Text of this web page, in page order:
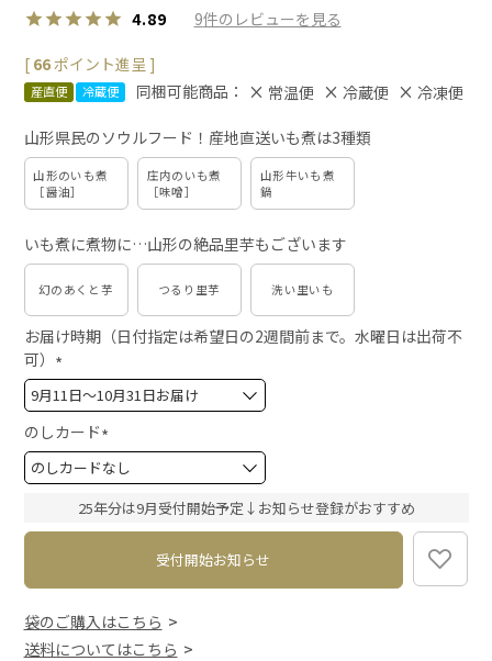
4.89 9
[ 66ポイント進呈 ]
産直便 冷蔵便 同梱可能商品： 常温便 冷蔵便 冷凍便
山形県民のソウルフード！産地直送いも煮は3種類
山形のいも煮
［醤油］
庄内のいも煮
［味噌］
山形牛いも煮
鍋
いも煮に煮物に…山形の絶品里芋もございます
幻のあくと芋 つるり里芋 洗い里いも
お届け時期（日付指定は希望日の2週間前まで。水曜日は出荷不
可）
(
必
須
)
のしカード
(
必
須
)
25年分は9月受付開始予定↓お知らせ登録がおすすめ
受付開始お知らせ
袋のご購入はこちら
送料についてはこちら